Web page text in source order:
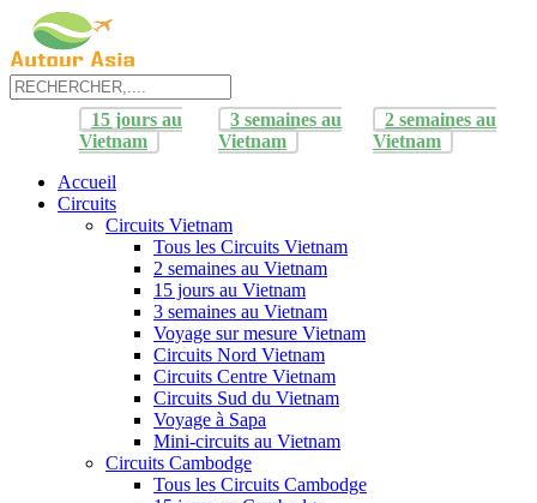
15 jours au
Vietnam
3 semaines au
Vietnam
2 semaines au
Vietnam
Accueil
Circuits
Circuits Vietnam
Tous les Circuits Vietnam
2 semaines au Vietnam
15 jours au Vietnam
3 semaines au Vietnam
Voyage sur mesure Vietnam
Circuits Nord Vietnam
Circuits Centre Vietnam
Circuits Sud du Vietnam
Voyage à Sapa
Mini-circuits au Vietnam
Circuits Cambodge
Tous les Circuits Cambodge